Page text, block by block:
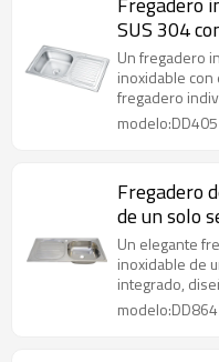
SUS 304
Un fregadero
inoxidable
fregadero
uso eficiente en
modelo:DD405
Fregadero
de un solo
Un elegante
inoxidable de
integrado,
limpio y